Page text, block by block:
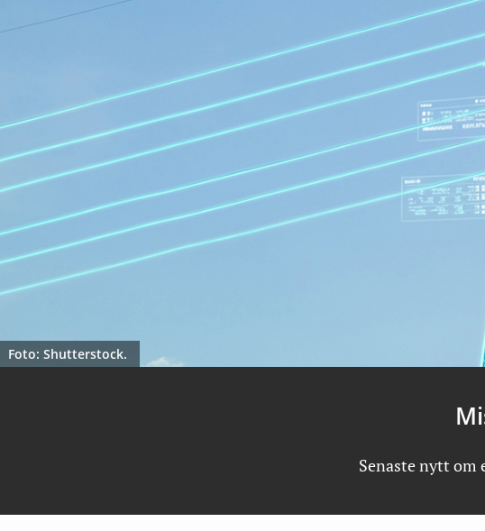
Foto: Shutterstock.
Senaste nytt om